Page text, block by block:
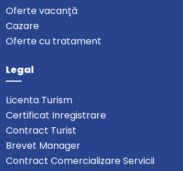
Oferte vacanță
Cazare
Oferte cu tratament
Legal
Licenta Turism
Certificat Inregistrare
Contract Turist
Brevet Manager
Contract Comercializare Servicii